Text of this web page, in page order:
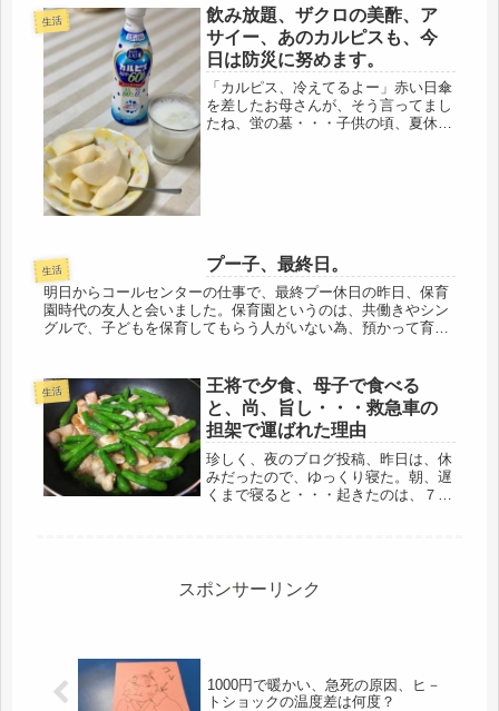
お会いしていない。やっぱりね、超代
謝になると、消化も超特急だ、早いの
で...
生活
飲み放題、ザクロの美酢、ア
サイー、あのカルピスも、今
日は防災に努めます。
「カルピス、冷えてるよー」赤い日傘
を差したお母さんが、そう言ってまし
たね、蛍の墓・・・子供の頃、夏休み
生活 プー子、最終日。
明日からコールセンターの仕事で、最終プー休日の昨日、保育
園時代の友人と会いました。保育園というのは、共働きやシン
グルで、子どもを保育してもらう人がいない為、預かって育て
生活
王将で夕食、母子で食べる
と、尚、旨し・・・救急車の
担架で運ばれた理由
珍しく、夜のブログ投稿、昨日は、休
みだったので、ゆっくり寝た。朝、遅
くまで寝ると・・・起きたのは、７時
スポンサーリンク
1000円で暖かい、急死の原因、ヒ－
トショックの温度差は何度？